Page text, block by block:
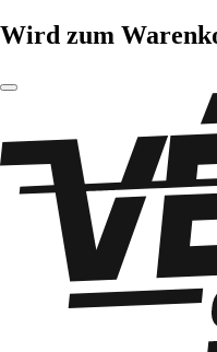
Wird zum